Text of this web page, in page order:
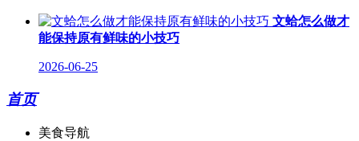
文蛤怎么做才
能保持原有鲜味的小技巧
2026-06-25
首页
美食导航